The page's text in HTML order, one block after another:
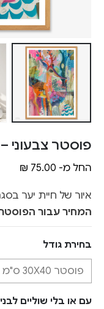
פוסטר צבעוני – Happy Critter
החל מ- ₪ 75.00
איור של חיית יער
המחיר עבור
בחירת גודל
עם או בלי שוליים